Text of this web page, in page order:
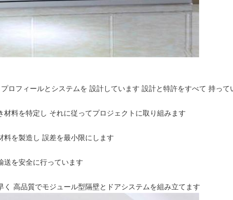
ロフィールとシステムを 設計しています 設計と特許をすべて 持っ
料を特定し それに従ってプロジェクトに取り組みます
料を製造し 誤差を最小限にします
送を安全に行っています
高品質でモジュール型隔壁とドアシステムを組み立てます